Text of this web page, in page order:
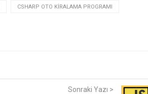
CSHARP OTO KIRALAMA PROGRAMI
Sonraki Yazı >